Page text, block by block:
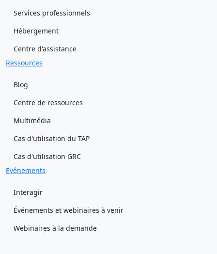
Services professionnels
Hébergement
Centre d'assistance
Ressources
Blog
Centre de ressources
Multimédia
Cas d'utilisation du TAP
Cas d'utilisation GRC
Evénements
Interagir
Événements et webinaires à venir
Webinaires à la demande